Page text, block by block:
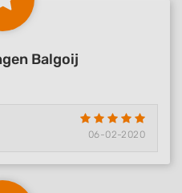
Balgoij
06-02-2020